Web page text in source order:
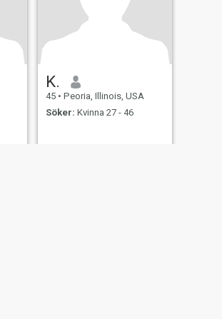
K.
45 • Peoria, Illinois, USA
Söker: Kvinna 27 - 46